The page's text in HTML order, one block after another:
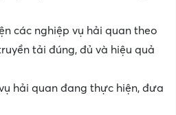
các nghiệp vụ hải quan theo
tải đúng, đủ và hiệu quả
hải quan đang thực hiện, đưa